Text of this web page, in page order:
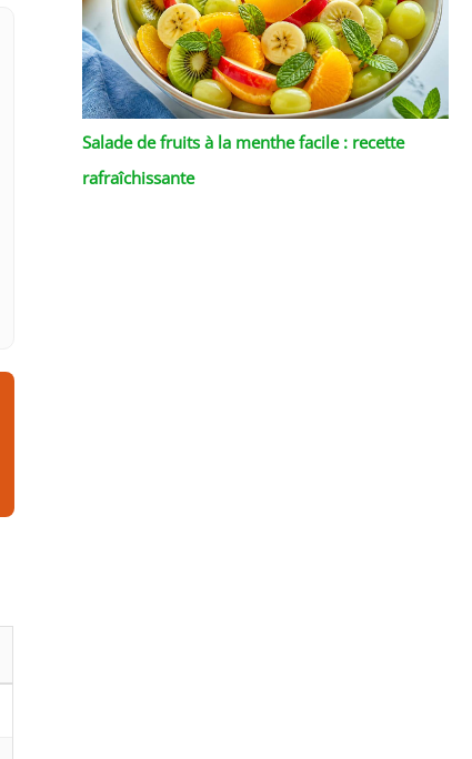
Salade de fruits à la menthe facile : recette
rafraîchissante